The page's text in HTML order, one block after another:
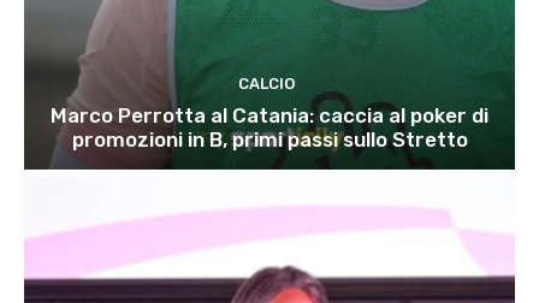
CALCIO
Marco Perrotta al Catania: caccia al poker di
promozioni in B, primi passi sullo Stretto